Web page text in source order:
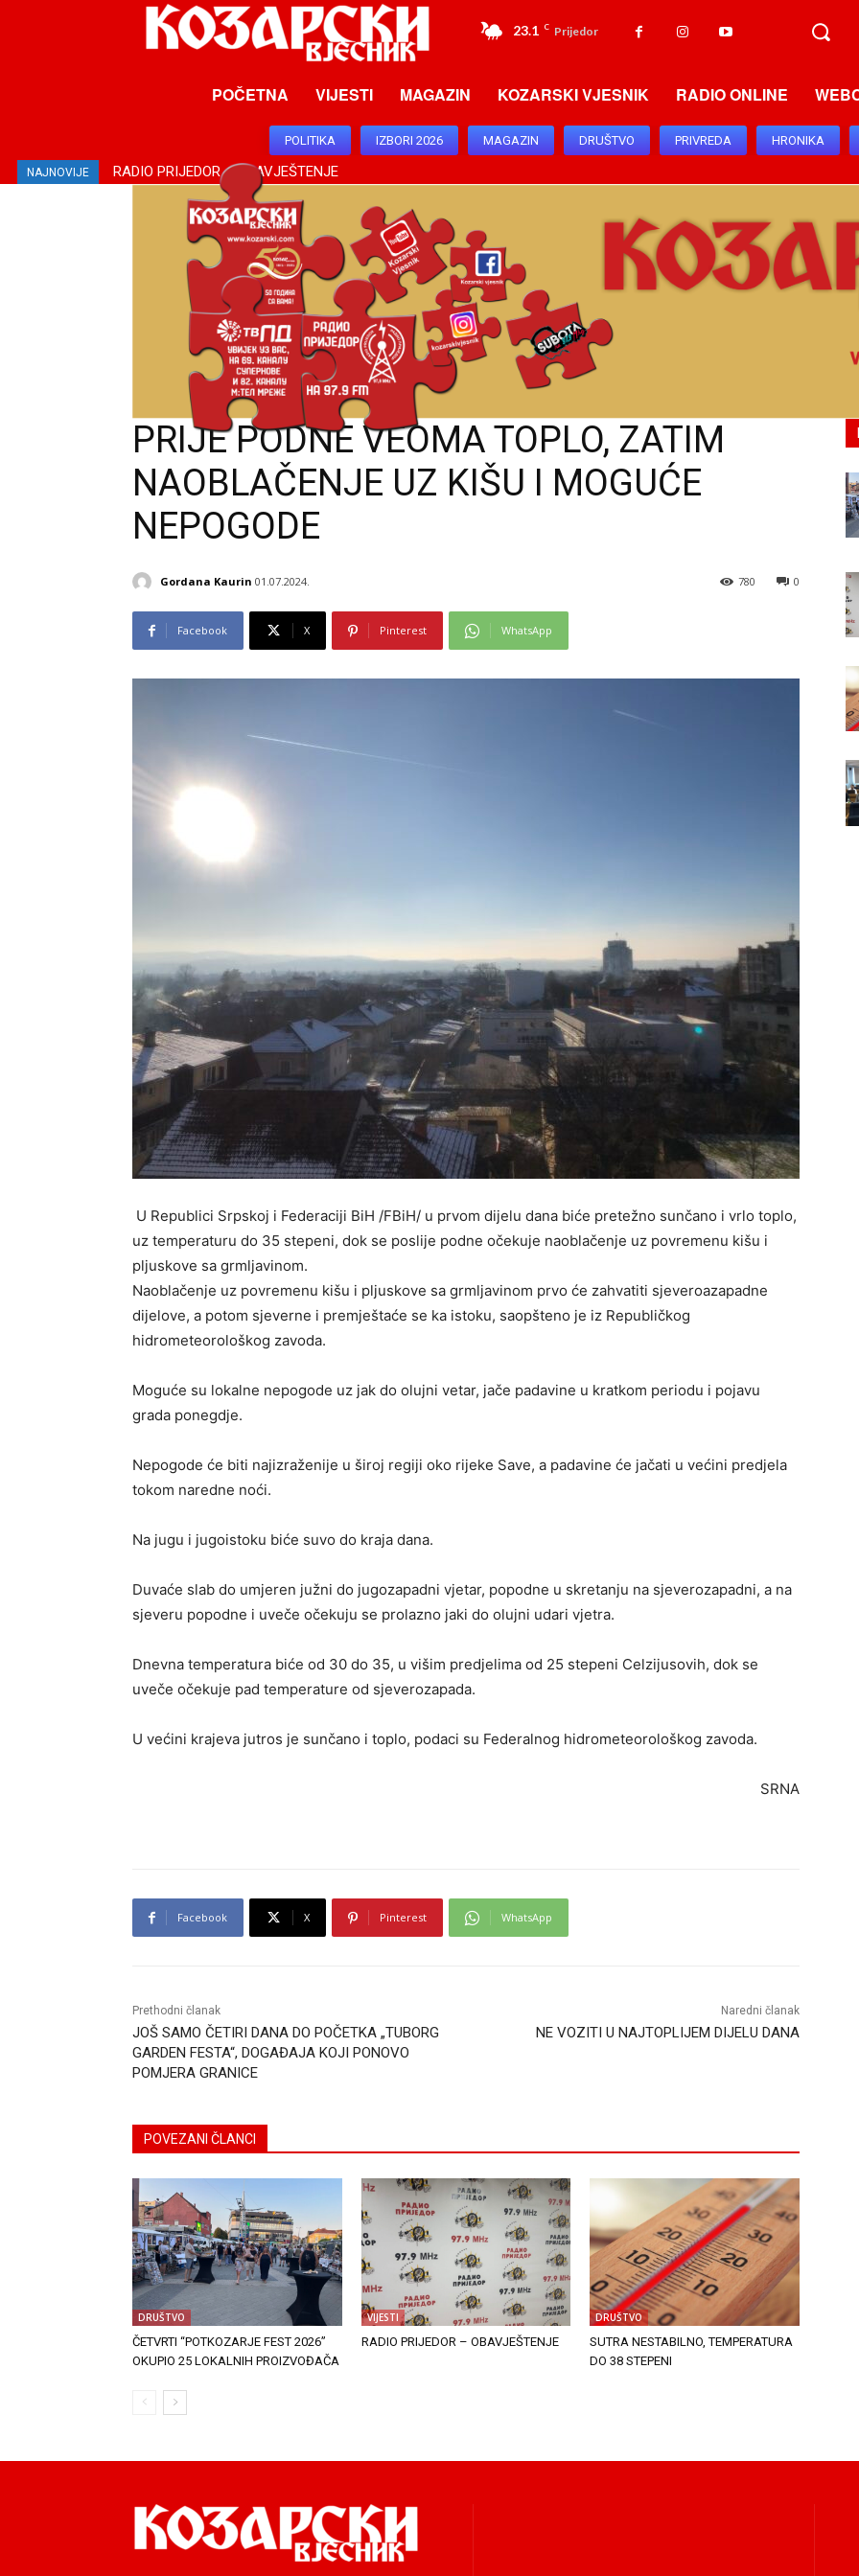
23.1 C Prijedor
POČETNA VIJESTI MAGAZIN KOZARSKI VJESNIK RADIO ONLINE
POLITIKA IZBORI 2026 MAGAZIN DRUŠTVO PRIVREDA HRONIKA
NAJNOVIJE RADIO PRIJEDOR – OBAVJEŠTENJE
PRIJE PODNE VEOMA TOPLO, ZATIM
NAOBLAČENJE UZ KIŠU I MOGUĆE
NEPOGODE
Gordana Kaurin 01.07.2024. 0
780
Facebook X Pinterest WhatsApp
U Republici Srpskoj i Federaciji BiH /FBiH/ u prvom dijelu dana biće pretežno sunčano i vrlo toplo,
uz temperaturu do 35 stepeni, dok se poslije podne očekuje naoblačenje uz povremenu kišu i
pljuskove sa grmljavinom.
Naoblačenje uz povremenu kišu i pljuskove sa grmljavinom prvo će zahvatiti sjeveroazapadne
dijelove, a potom sjeverne i premještaće se ka istoku, saopšteno je iz Republičkog
hidrometeorološkog zavoda.
Moguće su lokalne nepogode uz jak do olujni vetar, jače padavine u kratkom periodu i pojavu
grada ponegdje.
Nepogode će biti najizraženije u široj regiji oko rijeke Save, a padavine će jačati u većini predjela
tokom naredne noći.
Na jugu i jugoistoku biće suvo do kraja dana.
Duvaće slab do umjeren južni do jugozapadni vjetar, popodne u skretanju na sjeverozapadni, a na
sjeveru popodne i uveče očekuju se prolazno jaki do olujni udari vjetra.
Dnevna temperatura biće od 30 do 35, u višim predjelima od 25 stepeni Celzijusovih, dok se
uveče očekuje pad temperature od sjeverozapada.
U većini krajeva jutros je sunčano i toplo, podaci su Federalnog hidrometeorološkog zavoda.
SRNA
Facebook X Pinterest WhatsApp
Prethodni članak
JOŠ SAMO ČETIRI DANA DO POČETKA „TUBORG
GARDEN FESTA“, DOGAĐAJA KOJI PONOVO
POMJERA GRANICE
Naredni članak
NE VOZITI U NAJTOPLIJEM DIJELU DANA
POVEZANI ČLANCI
DRUŠTVO
ČETVRTI “POTKOZARJE FEST 2026”
OKUPIO 25 LOKALNIH PROIZVOĐAČA
VIJESTI
RADIO PRIJEDOR – OBAVJEŠTENJE
DRUŠTVO
SUTRA NESTABILNO, TEMPERATURA
DO 38 STEPENI